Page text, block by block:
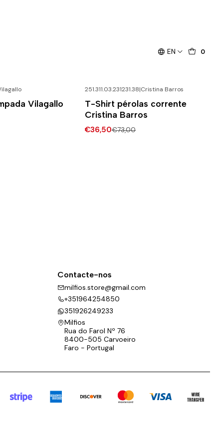
EN 0
Vilagallo
251.311.03.231231.38|Cristina Barros
T-Shirt pérolas corrente
Cristina Barros
€36,50€73,00
Contacte-nos
milfios.store@gmail.com
+351964254850
351926249233
Milfios
Rua do Farol Nº 76
8400-505 Carvoeiro
Faro - Portugal